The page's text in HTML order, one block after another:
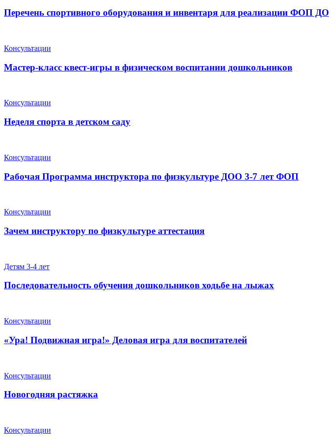
Перечень спортивного оборудования и инвентаря для реализации ФОП ДО
Консультации
Мастер-класс квест-игры в физическом воспитании дошкольников
Консультации
Неделя спорта в детском саду
Консультации
Рабочая Программа инструктора по физкультуре ДОО 3-7 лет ФОП
Консультации
Зачем инструктору по физкультуре аттестация
Детям 3-4 лет
Последовательность обучения дошкольников ходьбе на лыжах
Консультации
«Ура! Подвижная игра!» Деловая игра для воспитателей
Консультации
Новогодняя растяжка
Консультации